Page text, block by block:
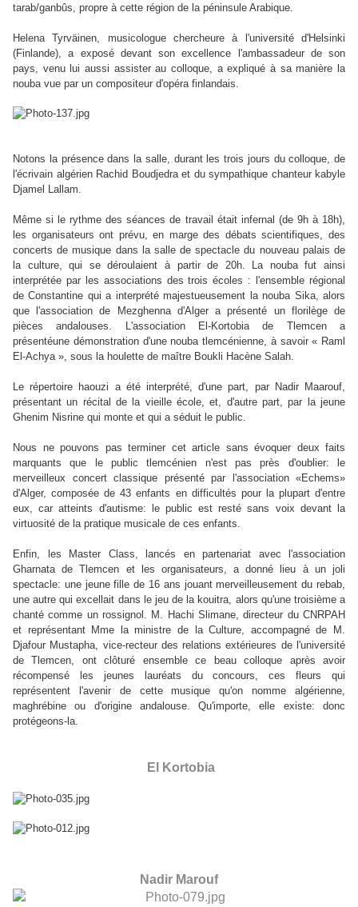
tarab/ganbûs, propre à cette région de la péninsule Arabique.
Helena Tyrväinen, musicologue chercheure à l'université d'Helsinki
(Finlande), a exposé devant son excellence l'ambassadeur de son
pays, venu lui aussi assister au colloque, a expliqué à sa manière la
nouba vue par un compositeur d'opéra finlandais.
Notons la présence dans la salle, durant les trois jours du colloque, de
l'écrivain algérien Rachid Boudjedra et du sympathique chanteur kabyle
Djamel Lallam.
Même si le rythme des séances de travail était infernal (de 9h à 18h),
les organisateurs ont prévu, en marge des débats scientifiques, des
concerts de musique dans la salle de spectacle du nouveau palais de
la culture, qui se déroulaient à partir de 20h. La nouba fut ainsi
interprétée par les associations des trois écoles : l'ensemble régional
de Constantine qui a interprété majestueusement la nouba Sika, alors
que l'association de Mezghenna d'Alger a présenté un florilège de
pièces andalouses. L'association El-Kortobia de Tlemcen a
présentéune démonstration d'une nouba tlemcénienne, à savoir « Raml
El-Achya », sous la houlette de maître Boukli Hacène Salah.
Le répertoire haouzi a été interprété, d'une part, par Nadir Maarouf,
présentant un récital de la vieille école, et, d'autre part, par la jeune
Ghenim Nisrine qui monte et qui a séduit le public.
Nous ne pouvons pas terminer cet article sans évoquer deux faits
marquants que le public tlemcénien n'est pas près d'oublier: le
merveilleux concert classique présenté par l'association «Echems»
d'Alger, composée de 43 enfants en difficultés pour la plupart d'entre
eux, car atteints d'autisme: le public est resté sans voix devant la
virtuosité de la pratique musicale de ces enfants.
Enfin, les Master Class, lancés en partenariat avec l'association
Gharnata de Tlemcen et les organisateurs, a donné lieu à un joli
spectacle: une jeune fille de 16 ans jouant merveilleusement du rebab,
une autre qui excellait dans le jeu de la kouitra, alors qu'une troisième a
chanté comme un rossignol. M. Hachi Slimane, directeur du CNRPAH
et représentant Mme la ministre de la Culture, accompagné de M.
Djafour Mustapha, vice-recteur des relations extérieures de l'université
de Tlemcen, ont clôturé ensemble ce beau colloque après avoir
récompensé les jeunes lauréats du concours, ces fleurs qui
représentent l'avenir de cette musique qu'on nomme algérienne,
maghrébine ou d'origine andalouse. Qu'importe, elle existe: donc
protégeons-la.
El Kortobia
Nadir Marouf